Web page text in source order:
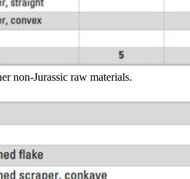
non-Jurassic raw materials.